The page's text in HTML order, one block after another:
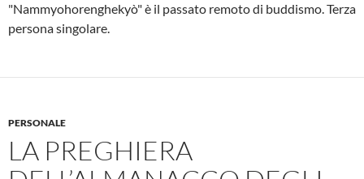
"Nammyohorenghekyò" è il passato remoto di buddismo. Terza
persona singolare.
PERSONALE
LA PREGHIERA